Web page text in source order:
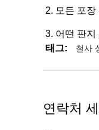
2. 모든 포
3. 어떤 판지
태그:
철사
연락처